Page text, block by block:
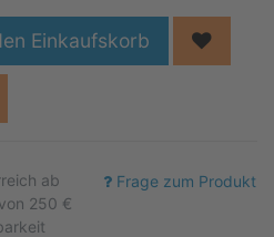
Einkaufskorb
Frage zum Produkt
ab
250 €